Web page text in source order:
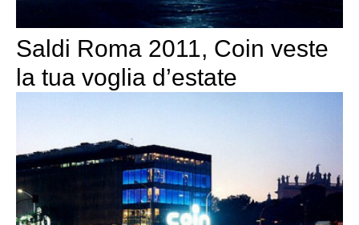
Saldi Roma 2011, Coin veste
la tua voglia d’estate